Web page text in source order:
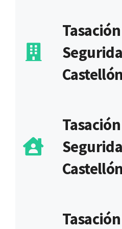
Castellón
Castellón